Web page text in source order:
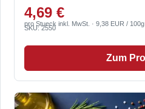
4,69 €
pro Stueck inkl. MwSt. · 9,38 EUR / 100g
SKU: 2550
Zum